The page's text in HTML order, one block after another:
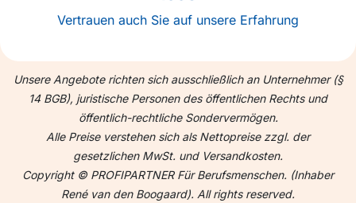
Vertrauen auch Sie auf unsere Erfahrung
Unsere Angebote richten sich ausschließlich an Unternehmer (§
14 BGB), juristische Personen des öffentlichen Rechts und
öffentlich-rechtliche Sondervermögen.
Alle Preise verstehen sich als Nettopreise zzgl. der
gesetzlichen MwSt. und Versandkosten.
Copyright © PROFIPARTNER Für Berufsmenschen. (Inhaber
René van den Boogaard). All rights reserved.